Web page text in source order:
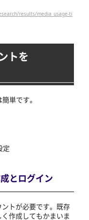
results/media_usage-ti
トを
単です。
定
とログイン
トが必要です。既存
作成してもかまいま